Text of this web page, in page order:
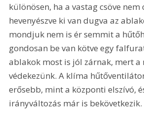
különösen, ha a vastag csöve nem
hevenyészve ki van dugva az
mondjuk nem is ér semmit a
gondosan be van kötve egy
ablakok most is jól zárnak, mert a
védekezünk. A klíma
erősebb, mint a központi elszívó,
irányváltozás már is bekövetkezik.